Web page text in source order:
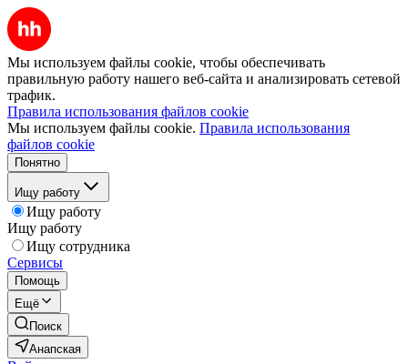
Мы используем файлы cookie, чтобы обеспечивать
правильную работу нашего веб-сайта и анализировать сетевой
трафик.
Правила использования файлов cookie
Мы используем файлы cookie. Правила использования
файлов cookie
Понятно
Ищу работу
Ищу работу
Ищу работу
Ищу сотрудника
Сервисы
Помощь
Ещё
Поиск
Анапская